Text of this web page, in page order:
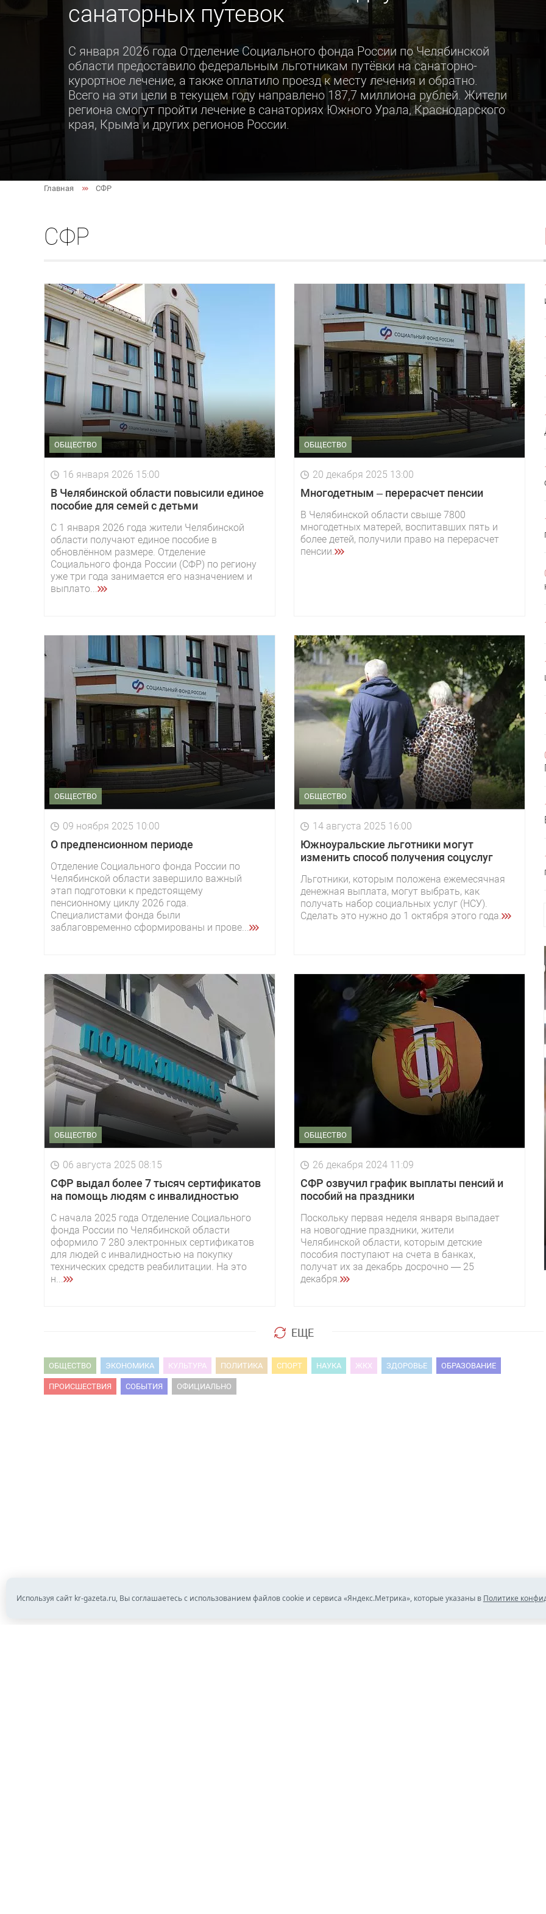
санаторных путевок
С января 2026 года Отделение Социального фонда России по Челябинской
области предоставило федеральным льготникам путёвки на санаторно-
курортное лечение, а также оплатило проезд к месту лечения и обратно.
Всего на эти цели в текущем году направлено 187,7 миллиона рублей. Жители
региона смогут пройти лечение в санаториях Южного Урала, Краснодарского
края, Крыма и других регионов России.
Главная СФР
СФР
ОБЩЕСТВО
16 января 2026 15:00
В Челябинской области повысили единое
пособие для семей с детьми
С 1 января 2026 года жители Челябинской
области получают единое пособие в
обновлённом размере. Отделение
Социального фонда России (СФР) по региону
уже три года занимается его назначением и
выплато...
ОБЩЕСТВО
20 декабря 2025 13:00
Многодетным – перерасчет пенсии
В Челябинской области свыше 7800
многодетных матерей, воспитавших пять и
более детей, получили право на перерасчет
пенсии.
ОБЩЕСТВО
09 ноября 2025 10:00
О предпенсионном периоде
Отделение Социального фонда России по
Челябинской области завершило важный
этап подготовки к предстоящему
пенсионному циклу 2026 года.
Специалистами фонда были
заблаговременно сформированы и прове...
ОБЩЕСТВО
14 августа 2025 16:00
Южноуральские льготники могут
изменить способ получения соцуслуг
Льготники, которым положена ежемесячная
денежная выплата, могут выбрать, как
получать набор социальных услуг (НСУ).
Сделать это нужно до 1 октября этого года.
ОБЩЕСТВО
06 августа 2025 08:15
СФР выдал более 7 тысяч сертификатов
на помощь людям с инвалидностью
С начала 2025 года Отделение Социального
фонда России по Челябинской области
оформило 7 280 электронных сертификатов
для людей с инвалидностью на покупку
технических средств реабилитации. На это
н...
ОБЩЕСТВО
26 декабря 2024 11:09
СФР озвучил график выплаты пенсий и
пособий на праздники
Поскольку первая неделя января выпадает
на новогодние праздники, жители
Челябинской области, которым детские
пособия поступают на счета в банках,
получат их за декабрь досрочно — 25
декабря.
ЕЩЕ
ОБЩЕСТВО ЭКОНОМИКА КУЛЬТУРА ПОЛИТИКА СПОРТ НАУКА ЖКХ ЗДОРОВЬЕ ОБРАЗОВАНИЕ
ПРОИСШЕСТВИЯ СОБЫТИЯ ОФИЦИАЛЬНО
Используя сайт kr-gazeta.ru, Вы соглашаетесь с использованием файлов cookie и сервиса «Яндекс.Метрика», которые указаны в Политике